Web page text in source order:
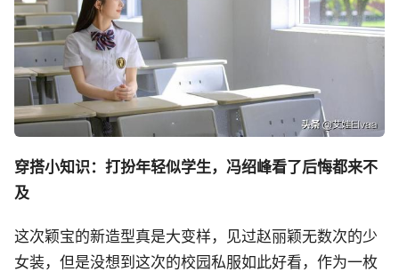
穿搭小知识：打扮年轻似学生，冯绍峰看了后悔都来不
及
这次颖宝的新造型真是大变样，见过赵丽颖无数次的少
女装，但是没想到这次的校园私服如此好看，作为一枚